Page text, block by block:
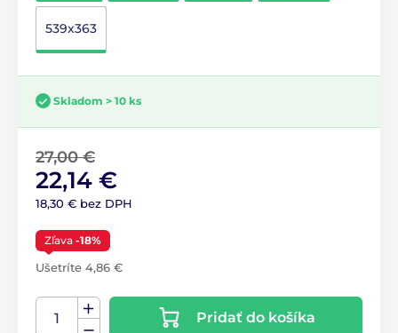
539x363
Skladom > 10 ks
27,00 €
22,14 €
18,30 € bez DPH
Zľava -18%
Ušetríte 4,86 €
Pridať do košíka